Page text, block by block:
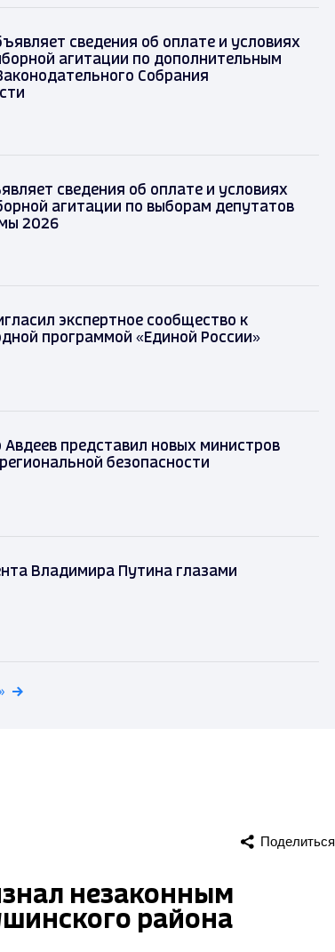
сведения об оплате и условиях
агитации по дополнительным
Собрания
сведения об оплате и условиях
агитации по выборам депутатов
2026
экспертное сообщество к
программой «Единой России»
Авдеев представил новых министров
безопасности
Владимира Путина глазами
Поделиться
незаконным
района